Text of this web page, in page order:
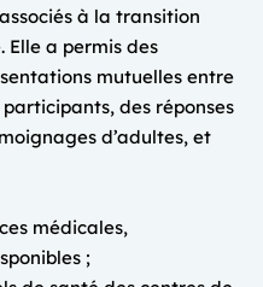
à la transition
Elle a permis des
mutuelles entre
des réponses
d’adultes, et
médicales,
;